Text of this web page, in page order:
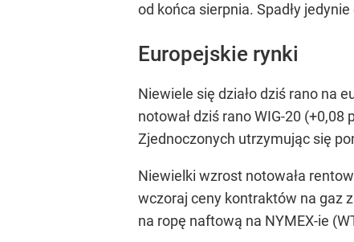
od końca sierpnia. Spadły
Europejskie rynki
Niewiele się działo dziś rano na
notował dziś rano WIG-20
Zjednoczonych utrzymując się
Niewielki wzrost notowała
wczoraj ceny kontraktów na gaz
na ropę naftową na NYMEX-ie